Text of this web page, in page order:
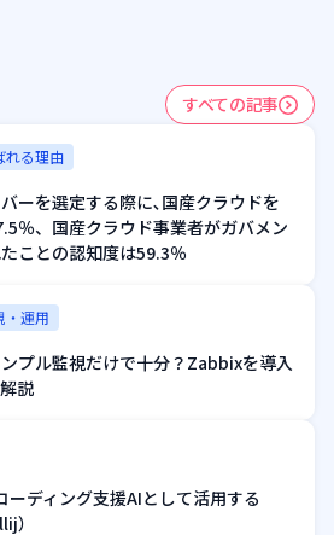
すべての記事
れる理由
ーを選定する際に､国産クラウドを
％、国産クラウド事業者がガバメン
ことの認知度は59.3％
・運用
プル監視だけで十分？Zabbixを導入
説
ディング支援AIとして活用する
）